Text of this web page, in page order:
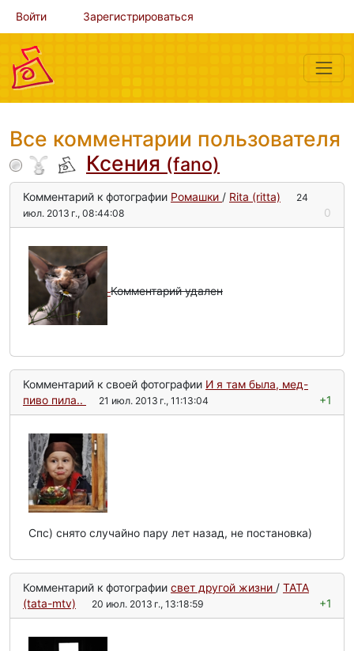
Войти Зарегистрироваться
Все комментарии пользователя
Ксения (fano)
Комментарий к фотографии Ромашки / Rita (ritta)
24
июл. 2013 г., 08:44:08
0
Комментарий удален
Комментарий к своей фотографии И я там была, мед-
пиво пила..
21 июл. 2013 г., 11:13:04 +1
Спс) снято случайно пару лет назад, не постановка)
Комментарий к фотографии свет другой жизни / TATA
(tata-mtv)
20 июл. 2013 г., 13:18:59 +1